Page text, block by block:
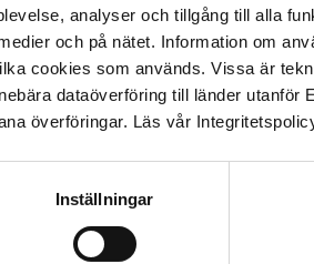
analyser och tillgång till alla
och på nätet. Information om
cookies som används. Vissa är
dataöverföring till länder utanför
överföringar. Läs vår
Inställningar
nystad